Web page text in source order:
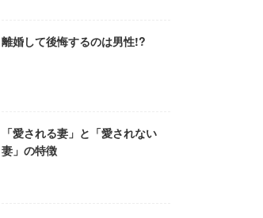
離婚して後悔するのは男性!?
「愛される妻」と「愛されない
妻」の特徴